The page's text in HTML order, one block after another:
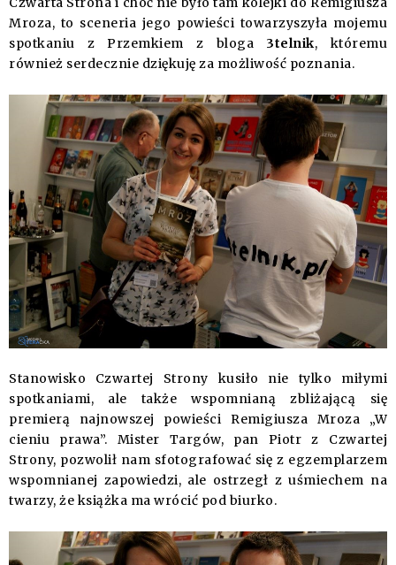
Mroza, to sceneria jego powieści towarzyszyła mojemu
spotkaniu z Przemkiem z bloga 3telnik, któremu
również serdecznie dziękuję za możliwość poznania.
Stanowisko Czwartej Strony kusiło nie tylko miłymi
spotkaniami, ale także wspomnianą zbliżającą się
premierą najnowszej powieści Remigiusza Mroza „W
cieniu prawa”. Mister Targów, pan Piotr z Czwartej
Strony, pozwolił nam sfotografować się z egzemplarzem
wspomnianej zapowiedzi, ale ostrzegł z uśmiechem na
twarzy, że książka ma wrócić pod biurko.